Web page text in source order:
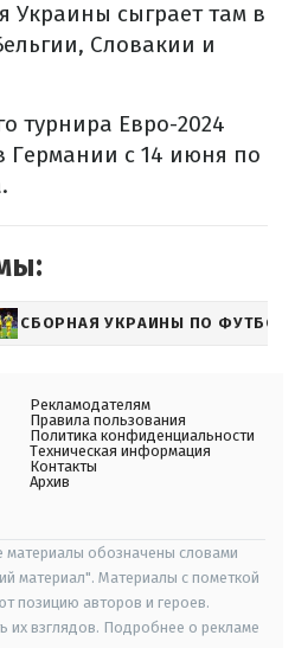
Украины сыграет там в
Словакии и
турнира Евро-2024
Германии с 14 июня по
СБОРНАЯ УКРАИНЫ ПО
Рекламодателям
Правила пользования
Политика конфиденциальности
Техническая информация
Контакты
Архив
материалы обозначены словами
материал". Материалы с пометкой
позицию авторов и героев.
их взглядов. Подробнее о рекламе